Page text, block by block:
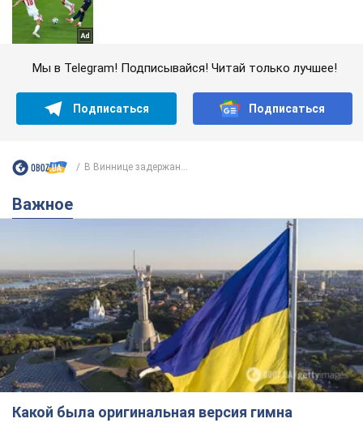
Мы в Telegram! Подписывайся! Читай только лучшее!
Подписаться Подписаться
В Виннице задержан...
Важное
Какой была оригинальная версия гимна